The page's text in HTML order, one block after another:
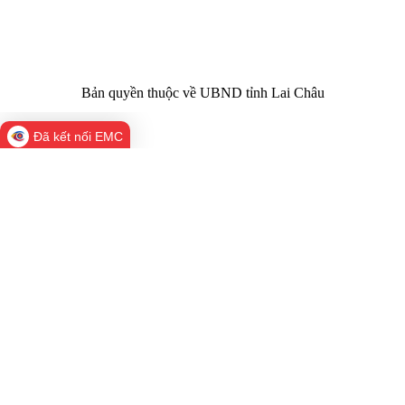
Bản quyền thuộc về UBND tỉnh Lai Châu
Đã kết nối EMC